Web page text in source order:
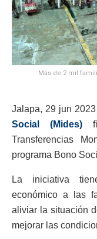
Más de 2 mil
Jalapa, 29 jun 2023
Social (Mides)
Transferencias
programa Bono
La iniciativa
económico a las
aliviar la situación
mejorar las